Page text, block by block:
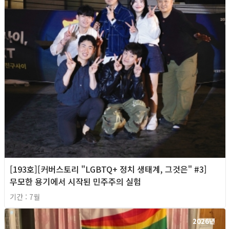
[193호][커버스토리 "LGBTQ+ 정치 생태계, 그것은" #3]
무모한 용기에서 시작된 민주주의 실험
기간 : 7월
2026년